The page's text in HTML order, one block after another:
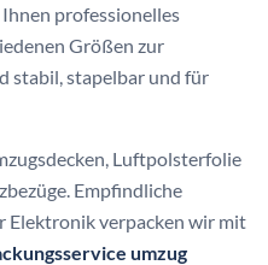
professionelles
Größen zur
stabil, stapelbar und für
Luftpolsterfolie
Empfindliche
Elektronik verpacken wir mit
umzug